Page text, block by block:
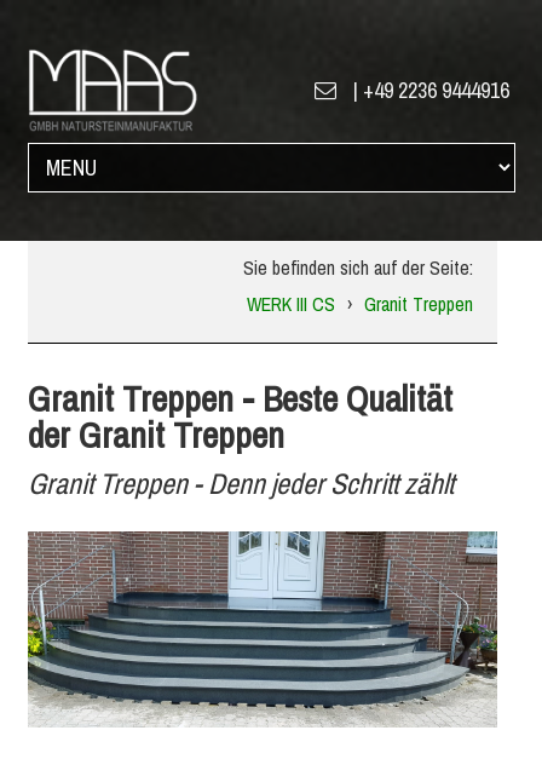
| +49 2236 9444916
Sie befinden sich auf der Seite:
WERK III CS › Granit Treppen
Granit Treppen - Beste Qualität
der Granit Treppen
Granit Treppen - Denn jeder Schritt zählt